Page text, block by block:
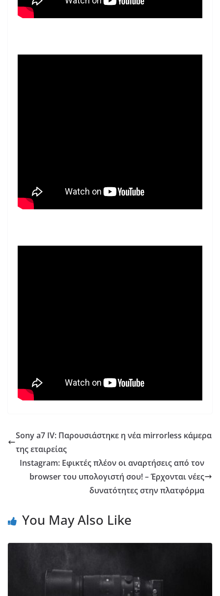
Sony a7 IV: Παρουσιάστηκε η νέα mirrorless κάμερα
της εταιρείας
Instagram: Εφικτές πλέον οι αναρτήσεις από τον
browser του υπολογιστή σου! – Έρχονται νέες
δυνατότητες στην πλατφόρμα
You May Also Like